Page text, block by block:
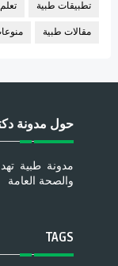
تطبيقات طبية
مقالات طبية
حول مدونة
مدونة طبية
والصحة العامة
TAGS